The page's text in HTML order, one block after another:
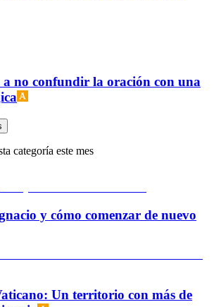
no confundir la oración con una
categoría este mes
y cómo comenzar de nuevo
Un territorio con más de